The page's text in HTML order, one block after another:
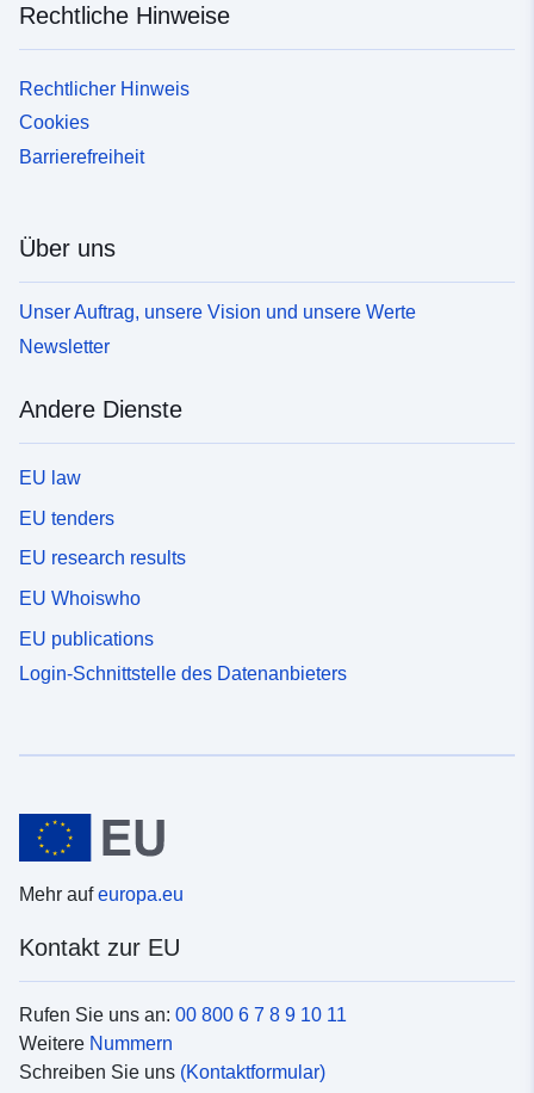
Rechtliche Hinweise
Rechtlicher Hinweis
Cookies
Barrierefreiheit
Über uns
Unser Auftrag, unsere Vision und unsere Werte
Newsletter
Andere Dienste
EU law
EU tenders
EU research results
EU Whoiswho
EU publications
Login-Schnittstelle des Datenanbieters
Mehr aufeuropa.eu
Kontakt zur EU
Rufen Sie uns an: 00 800 6 7 8 9 10 11
Weitere Nummern
Schreiben Sie uns (Kontaktformular)